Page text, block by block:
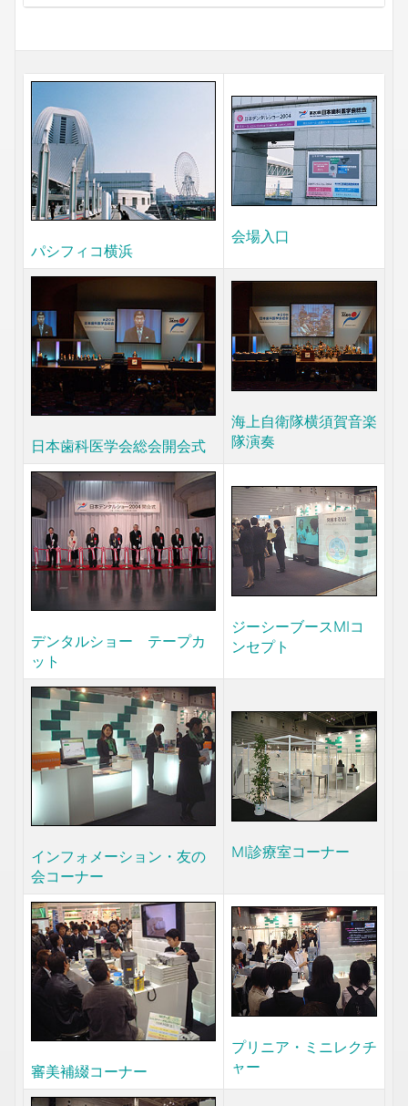
パシフィコ横浜
会場入口
日本歯科医学会総会開会式
海上自衛隊横須賀音楽
隊演奏
デンタルショー テープカ
ット
ジーシーブースMIコ
ンセプト
インフォメーション・友の
会コーナー
MI診療室コーナー
審美補綴コーナー
プリニア・ミニレクチ
ャー